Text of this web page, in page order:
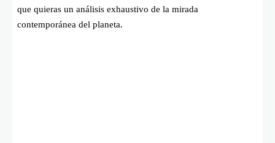
que quieras un análisis exhaustivo de la mirada
contemporánea del planeta.